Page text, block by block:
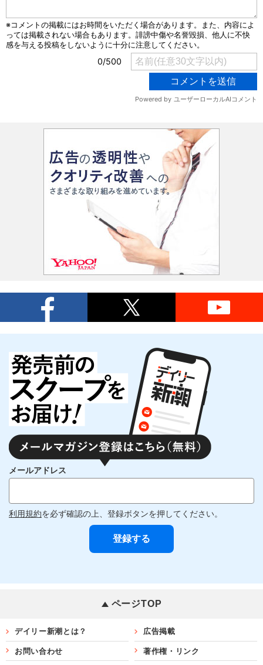
メールアドレス
利用規約を必ず確認の上、登録ボタンを押してください。
ページTOP
デイリー新潮とは？ 広告掲載
お問い合わせ 著作権・リンク